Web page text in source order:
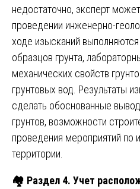
недостаточно, эксперт
проведении инженерно-
ходе изысканий
образцов грунта,
механических свойств
грунтовых вод. Результаты
сделать обоснованные
грунтов, возможности
проведения мероприятий по
территории.
🏘️ Раздел 4. Учет